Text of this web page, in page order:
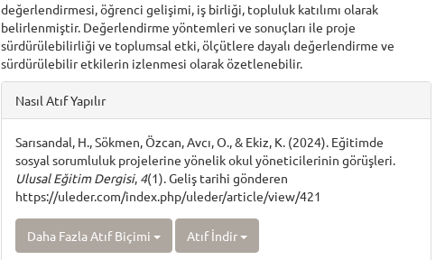
değerlendirmesi, öğrenci gelişimi, iş birliği, topluluk katılımı olarak
belirlenmiştir. Değerlendirme yöntemleri ve sonuçları ile proje
sürdürülebilirliği ve toplumsal etki, ölçütlere dayalı değerlendirme ve
sürdürülebilir etkilerin izlenmesi olarak özetlenebilir.
Article
Details
Nasıl Atıf Yapılır
Sarısandal, H., Sökmen, Özcan, Avcı, O., & Ekiz, K. (2024). Eğitimde
sosyal sorumluluk projelerine yönelik okul yöneticilerinin görüşleri.
Ulusal Eğitim Dergisi, 4(1). Geliş tarihi gönderen
https://uleder.com/index.php/uleder/article/view/421
Daha Fazla Atıf Biçimi Atıf İndir